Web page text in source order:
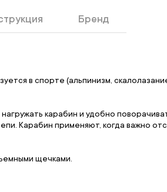
Бренд
в спорте (альпинизм,
карабин и удобно
Карабин применяют, когда важно
щечками.